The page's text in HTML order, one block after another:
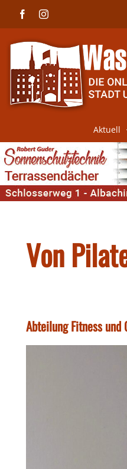
FacebookInstagram
Aktuell
Von
Abteilung Fitness und